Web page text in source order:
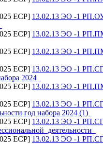
ECP] 13.02.13 ЭО -1
ECP] 13.02.13 ЭО -1
ECP] 13.02.13 ЭО -1
ECP] 13.02.13 ЭО -1
2024_
ECP] 13.02.13 ЭО -1
ECP] 13.02.13 ЭО -1
год набора 2024 (1)_
ECP] 13.02.13 ЭО -1
ECP] 13.02.13 ЭО -1